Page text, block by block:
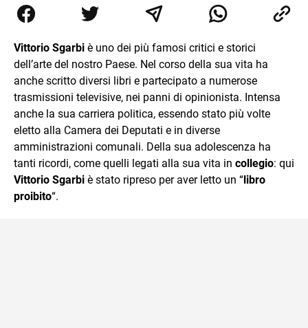
collaborato con grandi gruppi editoriali e agenzie di
comunicazione specializzandosi nella scrittura di articoli
Vittorio Sgarbi è uno dei più famosi critici e storici
dell’arte del nostro Paese. Nel corso della sua vita ha
anche scritto diversi libri e partecipato a numerose
trasmissioni televisive, nei panni di opinionista. Intensa
anche la sua carriera politica, essendo stato più volte
eletto alla Camera dei Deputati e in diverse
amministrazioni comunali. Della sua adolescenza ha
tanti ricordi, come quelli legati alla sua vita in collegio: qui
Vittorio Sgarbi è stato ripreso per aver letto un “libro
proibito“.